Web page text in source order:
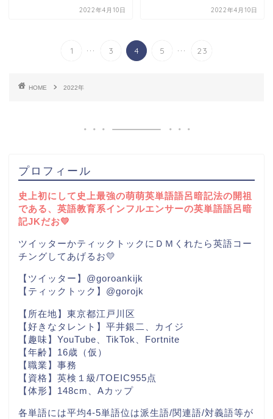
2022年4月10日 2022年4月10日
1 ... 3 4 5 ... 23
HOME 2022年
プロフィール
史上初にして史上最強の萌萌英単語語呂暗記法の開祖
である、英語教育系インフルエンサーの英単語語呂暗
記JKだお💛
ツイッターかティックトックにＤＭくれたら英語コー
チングしてあげるお💛
【ツイッター】@goroankijk
【ティックトック】@gorojk
【所在地】東京都江戸川区
【好きなタレント】平井銀二、カイジ
【趣味】YouTube、TikTok、Fortnite
【年齢】16歳（仮）
【職業】事務
【資格】英検１級/TOEIC955点
【体形】148cm、Aカップ
各単語には平均4-5単語位は派生語/関連語/対義語等が